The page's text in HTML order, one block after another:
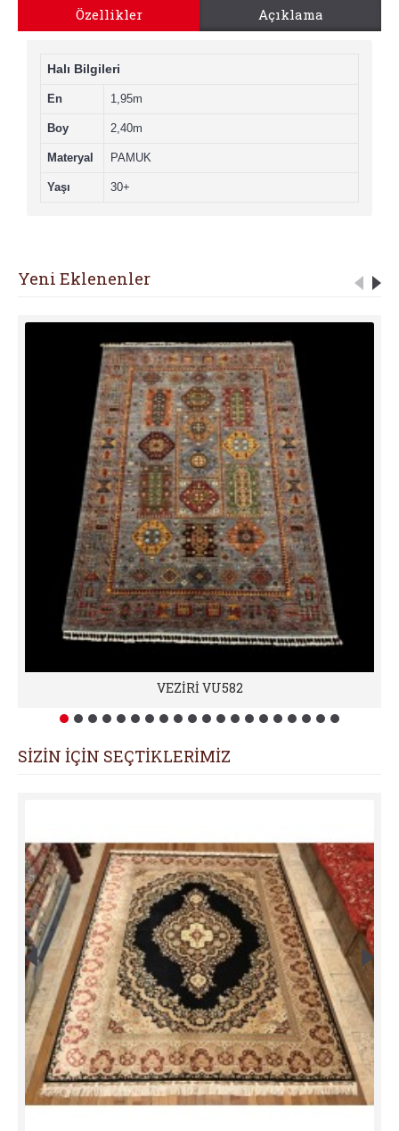
Özellikler Açıklama
Halı Bilgileri
En 1,95m
Boy 2,40m
Materyal PAMUK
Yaşı 30+
Yeni Eklenenler
VEZİRİ VU582
SİZİN İÇİN SEÇTİKLERİMİZ